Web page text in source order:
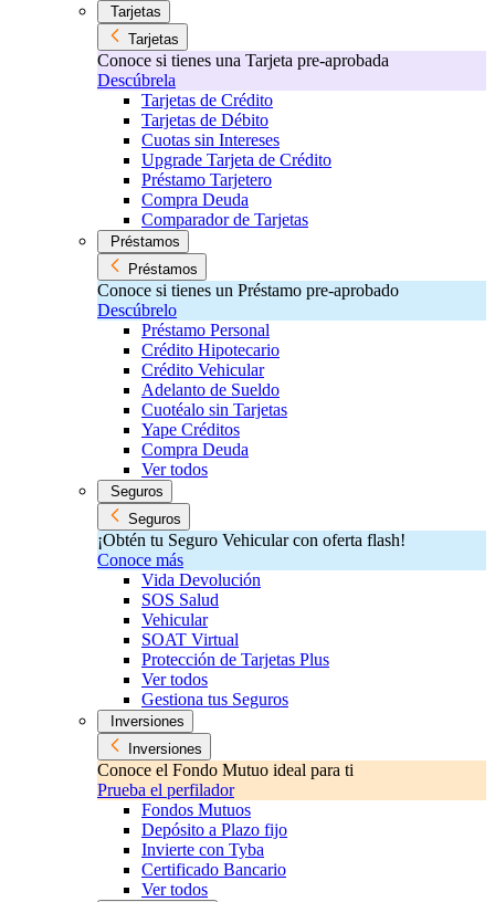
Tarjetas
Tarjetas
Conoce si tienes una Tarjeta pre-aprobada
Descúbrela
Tarjetas de Crédito
Tarjetas de Débito
Cuotas sin Intereses
Upgrade Tarjeta de Crédito
Préstamo Tarjetero
Compra Deuda
Comparador de Tarjetas
Préstamos
Préstamos
Conoce si tienes un Préstamo pre-aprobado
Descúbrelo
Préstamo Personal
Crédito Hipotecario
Crédito Vehicular
Adelanto de Sueldo
Cuotéalo sin Tarjetas
Yape Créditos
Compra Deuda
Ver todos
Seguros
Seguros
¡Obtén tu Seguro Vehicular con oferta flash!
Conoce más
Vida Devolución
SOS Salud
Vehicular
SOAT Virtual
Protección de Tarjetas Plus
Ver todos
Gestiona tus Seguros
Inversiones
Inversiones
Conoce el Fondo Mutuo ideal para ti
Prueba el perfilador
Fondos Mutuos
Depósito a Plazo fijo
Invierte con Tyba
Certificado Bancario
Ver todos